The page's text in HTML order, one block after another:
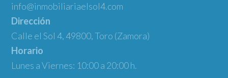
info@inmobiliariaelsol4.com
Dirección
Calle el Sol 4, 49800, Toro (Zamora)
Horario
Lunes a Viernes: 10:00 a 20:00 h.